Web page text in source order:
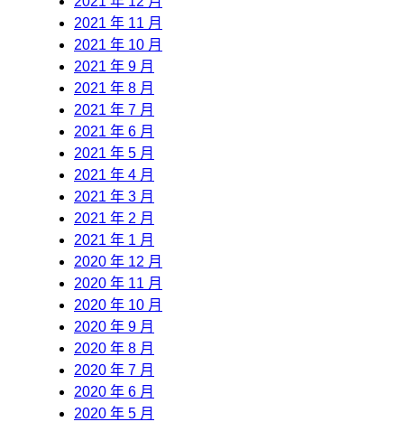
2021 年 11 月
2021 年 10 月
2021 年 9 月
2021 年 8 月
2021 年 7 月
2021 年 6 月
2021 年 5 月
2021 年 4 月
2021 年 3 月
2021 年 2 月
2021 年 1 月
2020 年 12 月
2020 年 11 月
2020 年 10 月
2020 年 9 月
2020 年 8 月
2020 年 7 月
2020 年 6 月
2020 年 5 月